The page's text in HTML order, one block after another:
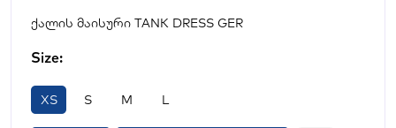
ქალის მაისური TANK DRESS GER
Size:
XS S M L